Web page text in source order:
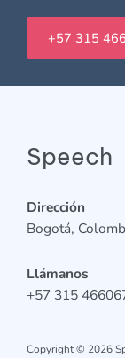
+57 315
Speech
Dirección
Bogotá,
Llámanos
+57 315
Copyright © 2026